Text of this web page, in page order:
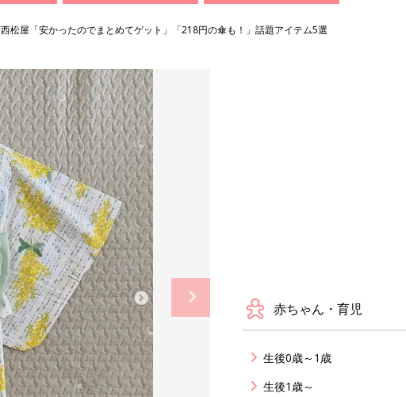
西松屋「安かったのでまとめてゲット」「218円の傘も！」話題アイテム5選
赤ちゃん・育児
生後0歳～1歳
生後1歳～